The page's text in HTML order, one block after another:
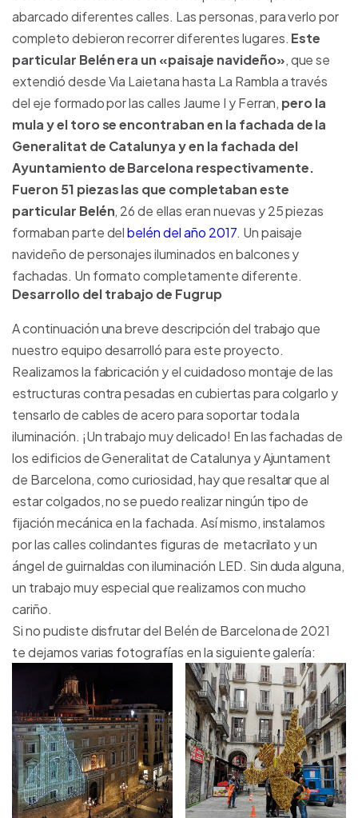
abarcado diferentes calles. Las personas, para verlo por
completo debieron recorrer diferentes lugares. Este
particular Belén era un «paisaje navideño», que se
extendió desde Via Laietana hasta La Rambla a través
del eje formado por las calles Jaume I y Ferran, pero la
mula y el toro se encontraban en la fachada de la
Generalitat de Catalunya y en la fachada del
Ayuntamiento de Barcelona respectivamente.
Fueron 51 piezas las que completaban este
particular Belén, 26 de ellas eran nuevas y 25 piezas
formaban parte delbelén del año 2017. Un paisaje
navideño de personajes iluminados en balcones y
fachadas. Un formato completamente diferente.
Desarrollo del trabajo de Fugrup
A continuación una breve descripción del trabajo que
nuestro equipo desarrolló para este proyecto.
Realizamos la fabricación y el cuidadoso montaje de las
estructuras contra pesadas en cubiertas para colgarlo y
tensarlo de cables de acero para soportar toda la
iluminación. ¡Un trabajo muy delicado! En las fachadas de
los edificios de Generalitat de Catalunya y Ajuntament
de Barcelona, como curiosidad, hay que resaltar que al
estar colgados, no se puedo realizar ningún tipo de
fijación mecánica en la fachada. Así mismo, instalamos
por las calles colindantes figuras de metacrilato y un
ángel de guirnaldas con iluminación LED. Sin duda alguna,
un trabajo muy especial que realizamos con mucho
cariño.
Si no pudiste disfrutar del Belén de Barcelona de 2021
te dejamos varias fotografías en la siguiente galería: